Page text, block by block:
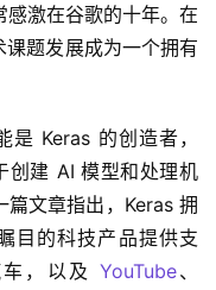
感激在谷歌的十年。在
题发展成为一个拥有
Keras 的创造者，
创建 AI 模型和处理机
文章指出，Keras 拥
目的科技产品提供支
，以及 YouTube、